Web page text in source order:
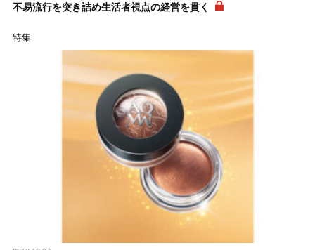
不易流行を突き詰め生活者視点の経営を貫く
特集